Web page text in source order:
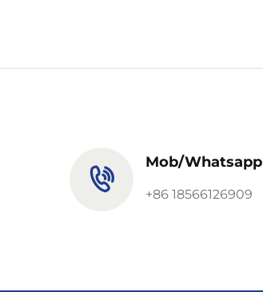
Mob/Whatsapp
+86 18566126909